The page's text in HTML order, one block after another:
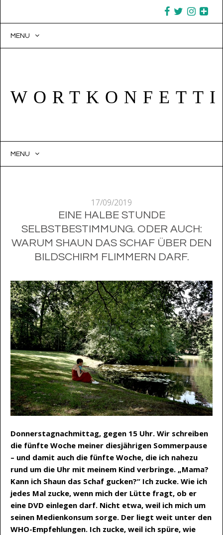
MENU
WORTKONFETTI
MENU
17/09/2019
EINE HALBE STUNDE
SELBSTBESTIMMUNG. ODER AUCH:
WARUM SHAUN DAS SCHAF ÜBER DEN
BILDSCHIRM FLIMMERN DARF.
Donnerstagnachmittag, gegen 15 Uhr. Wir schreiben
die fünfte Woche meiner diesjährigen Sommerpause
– und damit auch die fünfte Woche, die ich nahezu
rund um die Uhr mit meinem Kind verbringe. „Mama?
Kann ich Shaun das Schaf gucken?“ Ich zucke. Wie ich
jedes Mal zucke, wenn mich der Lütte fragt, ob er
eine DVD einlegen darf. Nicht etwa, weil ich mich um
seinen Medienkonsum sorge. Der liegt weit unter den
WHO-Empfehlungen. Ich zucke, weil ich spüre, wie